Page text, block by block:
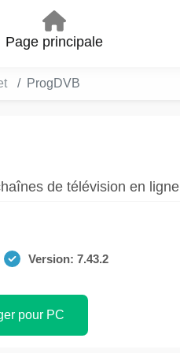
Page principale
ProgDVB
de télévision en ligne
Version: 7.43.2
pour PC